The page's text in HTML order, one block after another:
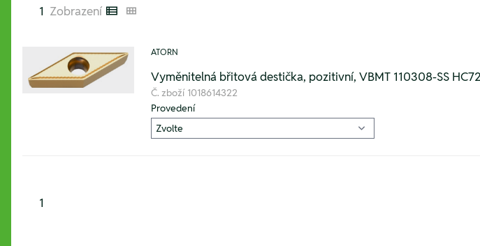
1 Zobrazení Listenansicht
Kachelansicht
ATORN
Vyměnitelná břitová destička, pozitivní, VBMT 110308-SS
Č. zboží 1018614322
Provedení
1